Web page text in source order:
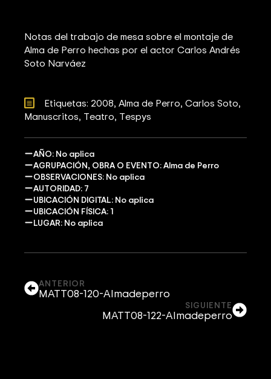
Notas del trabajo de mesa sobre el montaje de
Alma de Perro hechas por el actor Carlos Andrés
Soto Narváez
Etiquetas: 2008 Alma de Perro Carlos Soto
Manuscritos Teatro Tespys
AÑO: No aplica
AGRUPACIÓN, OBRA O EVENTO: Alma de Perro
OBSERVACIONES: No aplica
AUTORIDAD: 7
UBICACIÓN DIGITAL: No aplica
UBICACIÓN FÍSICA: 1
LUGAR: No aplica
ANTERIOR
MATT08-120-Almadeperro
SIGUIENTE
MATT08-122-Almadeperro